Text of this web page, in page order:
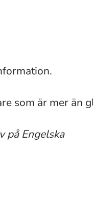
som är mer än
på Engelska